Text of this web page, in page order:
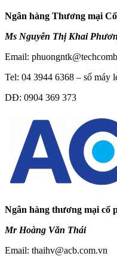
Ngân hàng Thương mại
Ms Nguyễn Thị Khai
Email:
Tel: 04 3944 6368 – số máy
DĐ: 0904 369 373
Ngân hàng thương mại cổ
Mr Hoàng Văn Thái
Email: thaihv@acb.com.vn